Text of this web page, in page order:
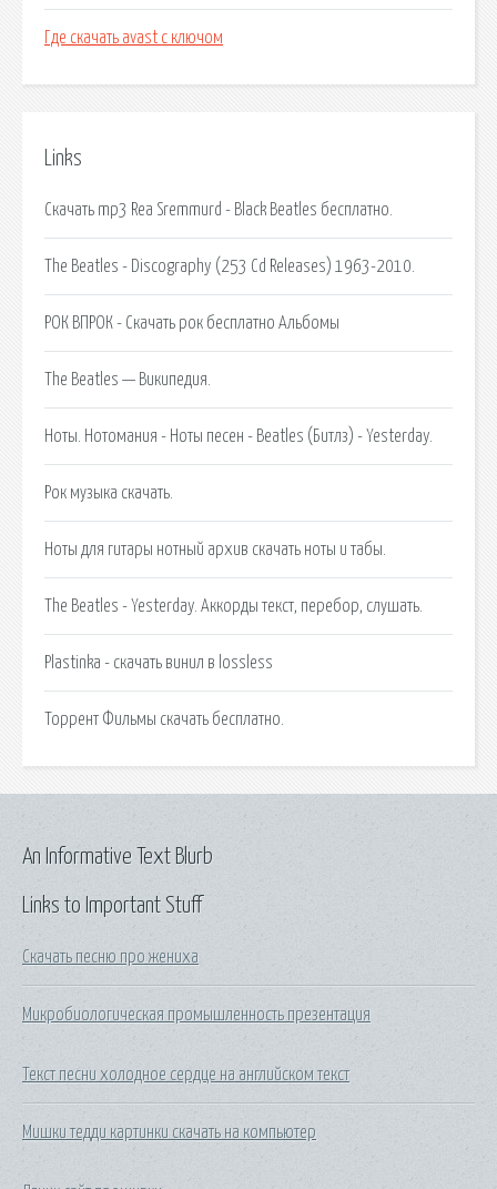
Где скачать avast c ключом
Links
Скачать mp3 Rea Sremmurd - Black Beatles бесплатно.
The Beatles - Discography (253 Cd Releases) 1963-2010.
РОК ВПРОК - Скачать рок бесплатно Альбомы
The Beatles — Википедия.
Ноты. Нотомания - Ноты песен - Beatles (Битлз) - Yesterday.
Рок музыка скачать.
Ноты для гитары нотный архив скачать ноты и табы.
The Beatles - Yesterday. Аккорды текст, перебор, слушать.
Plastinka - скачать винил в lossless
Торрент Фильмы скачать бесплатно.
Links to Important Stuff
Скачать песню про жениха
Микробиологическая промышленность презентация
Текст песни холодное сердце на английском текст
Мишки тедди картинки скачать на компьютер
An Informative Text Blurb